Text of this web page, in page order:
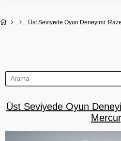
Üst Seviyede Oyun